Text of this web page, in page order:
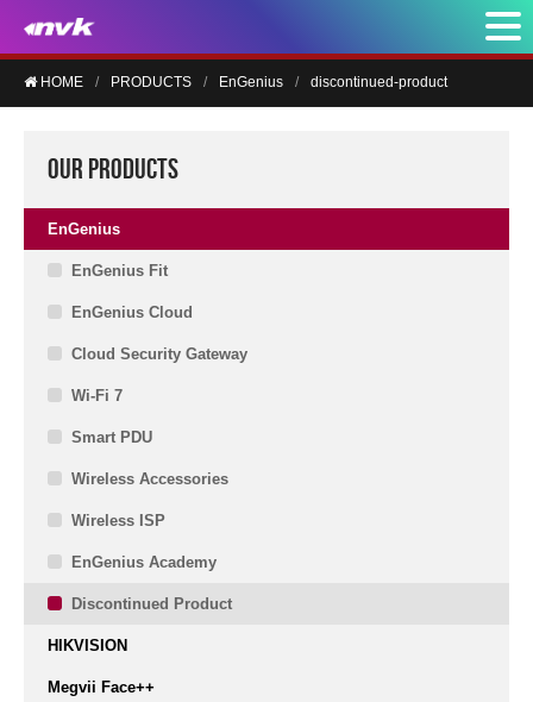
HOME PRODUCTS EnGenius discontinued-product
OUR PRODUCTS
EnGenius
EnGenius Fit
EnGenius Cloud
Cloud Security Gateway
Wi-Fi 7
Smart PDU
Wireless Accessories
Wireless ISP
EnGenius Academy
Discontinued Product
HIKVISION
Megvii Face++